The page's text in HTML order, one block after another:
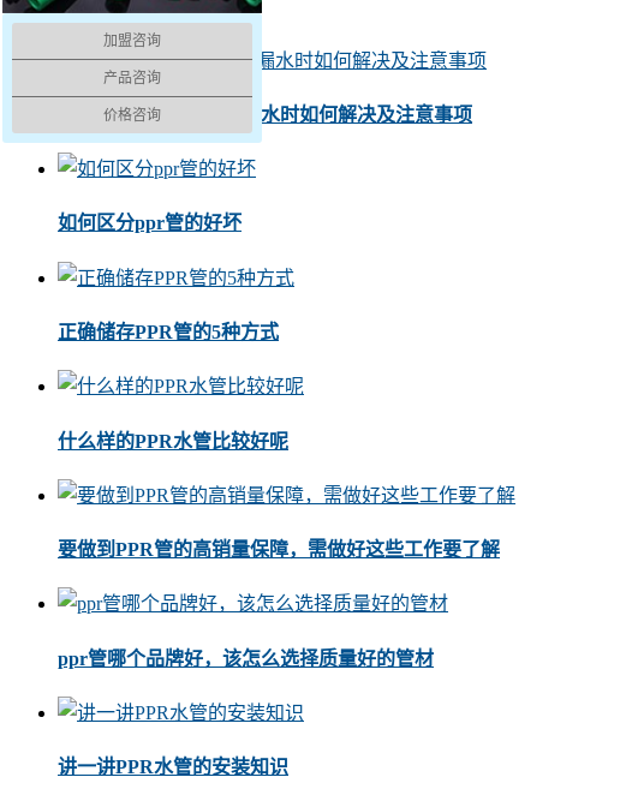
ppr管安装时如何走线
在家装ppr管接头漏水时如何解决及注意事项
如何区分ppr管的好坏
正确储存PPR管的5种方式
什么样的PPR水管比较好呢
要做到PPR管的高销量保障，需做好这些工作要了解
ppr管哪个品牌好，该怎么选择质量好的管材
讲一讲PPR水管的安装知识
加盟咨询
产品咨询
价格咨询